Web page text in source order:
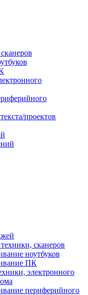
проектов
сканеров
ноутбуков
ПК
электронного
периферийного